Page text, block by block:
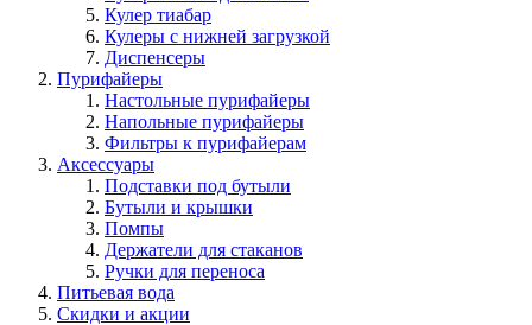
Кулер тиабар
Кулеры с нижней загрузкой
Диспенсеры
Пурифайеры
Настольные пурифайеры
Напольные пурифайеры
Фильтры к пурифайерам
Аксессуары
Подставки под бутыли
Бутыли и крышки
Помпы
Держатели для стаканов
Ручки для переноса
Питьевая вода
Скидки и акции